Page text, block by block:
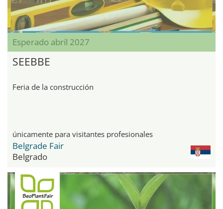
Esperado abril 2027
SEEBBE
Feria de la construcción
únicamente para visitantes profesionales
Belgrade Fair
Belgrado